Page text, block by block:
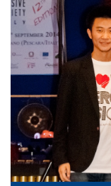
學
榮
獲
第
十
二